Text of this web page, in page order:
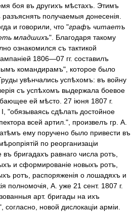
боя въ другихъ мѣстахъ. Этимъ
получаемыя донесенія.
и говорили, что "графъ читаетъ
младшихъ". Благодаря такому
ознакомился съ тактикой
1806—07 гг. составилъ
командирамъ", которое было
увѣнчались успѣхомъ: въ войну
съ успѣхомъ выдержала боевое
ей мѣсто. 27 іюня 1807 г.
"обязываясь сдѣлать достойное
всей артил.", произвелъ гр. А.
ему поручено было привести въ
по реорганизаціи
въ бригадахъ равнаго числа ротъ,
и сформированіе новыхъ ротъ,
ротъ, распоряженія о лошадяхъ и
полномочія, А. уже 21 сент. 1807 г.
арт. бригады на ихъ
новой дислокаціи арміи.